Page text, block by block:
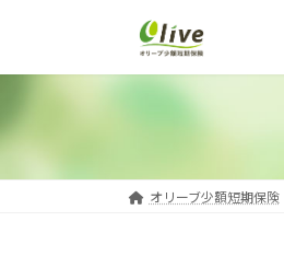
へ
ョ
オリーブ少額短期保険